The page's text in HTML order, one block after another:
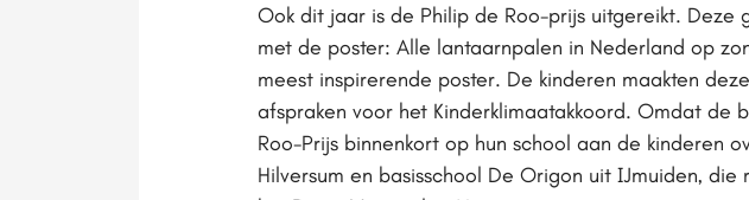
Ook dit jaar is de Philip de Roo-prijs uitgereikt. Deze
met de poster: Alle lantaarnpalen in Nederland op
meest inspirerende poster. De kinderen maakten
afspraken voor het Kinderklimaatakkoord. Omdat de
Roo-Prijs binnenkort op hun school aan de kinderen
Hilversum en basisschool De Origon uit IJmuiden,